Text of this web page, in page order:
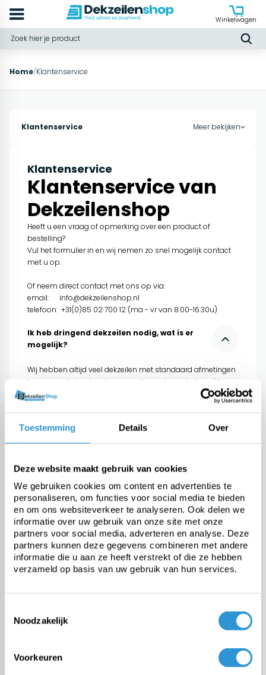
Toestemming Details Over
Deze website maakt gebruik van cookies
We gebruiken cookies om content en advertenties te
personaliseren, om functies voor social media te bieden
en om ons websiteverkeer te analyseren. Ook delen we
informatie over uw gebruik van onze site met onze
partners voor social media, adverteren en analyse. Deze
partners kunnen deze gegevens combineren met andere
informatie die u aan ze heeft verstrekt of die ze hebben
verzameld op basis van uw gebruik van hun services.
Noodzakelijk
Voorkeuren
Winkelwagen
Home/Klantenservice
Klantenservice Meer bekijken
Klantenservice
Klantenservice van
Dekzeilenshop
Heeft u een vraag of opmerking over een product of
bestelling?
Vul het formulier in en wij nemen zo snel mogelijk contact
met u op.
Of neem direct contact met ons op via:
email: info@dekzeilenshop.nl
telefoon: +31(0)85 02 700 12 (ma - vr van 8.00-16.30u)
Ik heb dringend dekzeilen nodig, wat is er
mogelijk?
Wij hebben altijd veel dekzeilen met standaard afmetingen
in voorraad, dus daar kunnen wij u snel mee helpen. Maar
ook voor 'maatwerk' dekzeilen denken wij graag met u mee.
Kan ik de dekzeilmakerij bezoeken?
Contactformulier